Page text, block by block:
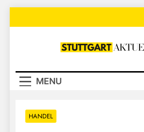
Stuttgart
MENU
HANDEL